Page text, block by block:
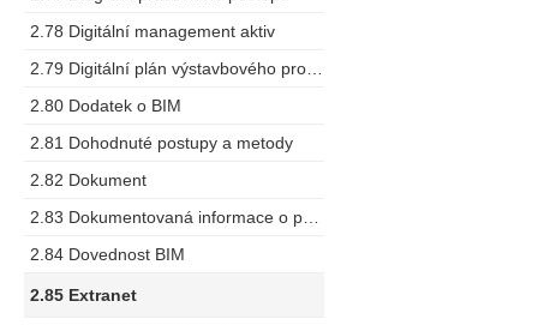
2.78 Digitální management aktiv
2.80 Dodatek o BIM
2.81 Dohodnuté postupy a metody
2.82 Dokument
2.84 Dovednost BIM
2.85 Extranet